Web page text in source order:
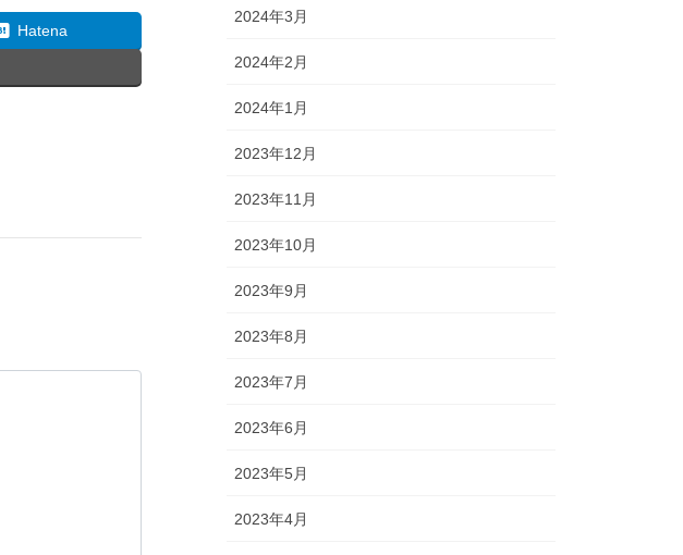
Hatena
2024年3月
2024年2月
2024年1月
2023年12月
2023年11月
2023年10月
2023年9月
2023年8月
2023年7月
2023年6月
2023年5月
2023年4月